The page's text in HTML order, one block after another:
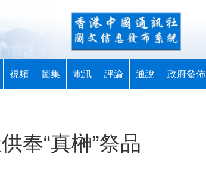
視頻 圖集 電訊 評論 通說 政府發佈
奉“真榊”祭品